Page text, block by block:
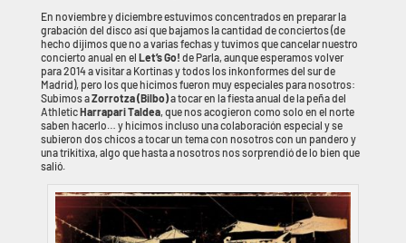
En noviembre y diciembre estuvimos concentrados en preparar la
grabación del disco así que bajamos la cantidad de conciertos (de
hecho dijimos que no a varias fechas y tuvimos que cancelar nuestro
concierto anual en el Let’s Go! de Parla, aunque esperamos volver
para 2014 a visitar a Kortinas y todos los inkonformes del sur de
Madrid), pero los que hicimos fueron muy especiales para nosotros:
Subimos aZorrotza (Bilbo)a tocar en la fiesta anual de la peña del
AthleticHarrapari Taldea, que nos acogieron como solo en el norte
saben hacerlo… y hicimos incluso una colaboración especial y se
subieron dos chicos a tocar un tema con nosotros con un pandero y
una trikitixa, algo que hasta a nosotros nos sorprendió de lo bien que
salió.